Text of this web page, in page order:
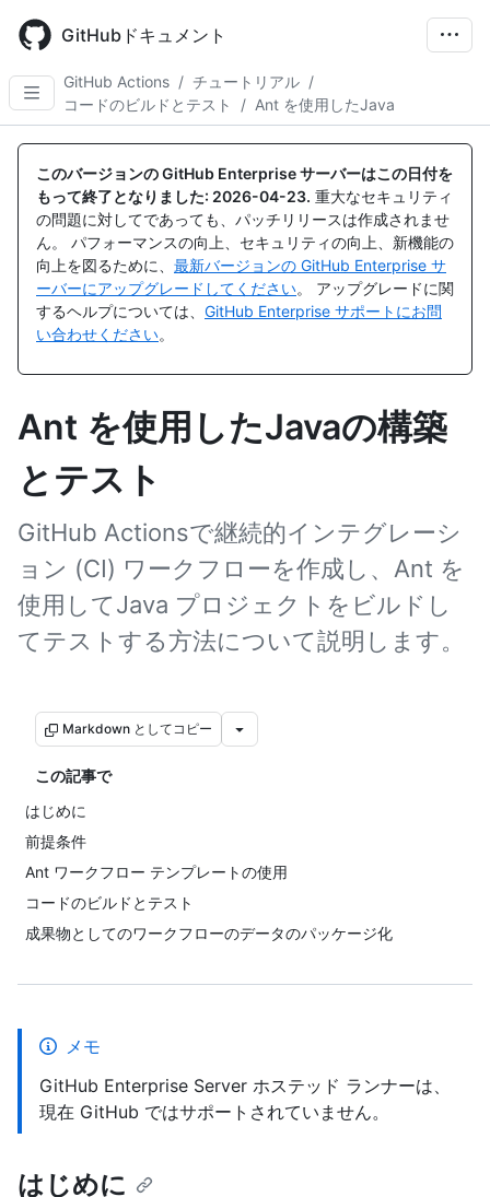
main
content
GitHubドキュメント
GitHub Actions / チュートリアル /
コードのビルドとテスト
/ Ant を使用したJava
このバージョンの GitHub Enterprise サーバーはこの日付を
もって終了となりました: 2026-04-23. 重大なセキュリティ
の問題に対してであっても、パッチリリースは作成されませ
ん。 パフォーマンスの向上、セキュリティの向上、新機能の
向上を図るために、 最新バージョンの GitHub Enterprise サ
ーバーにアップグレードしてください。 アップグレードに関
するヘルプについては、 GitHub Enterprise サポートにお問
い合わせください。
Ant を使用したJavaの構築
とテスト
GitHub Actionsで継続的インテグレーシ
ョン (CI) ワークフローを作成し、Ant を
使用してJava プロジェクトをビルドし
てテストする方法について説明します。
Markdown としてコピー
この記事で
はじめに
前提条件
Ant ワークフロー テンプレートの使用
コードのビルドとテスト
成果物としてのワークフローのデータのパッケージ化
メモ
GitHub Enterprise Server ホステッド ランナーは、
現在 GitHub ではサポートされていません。
はじめに